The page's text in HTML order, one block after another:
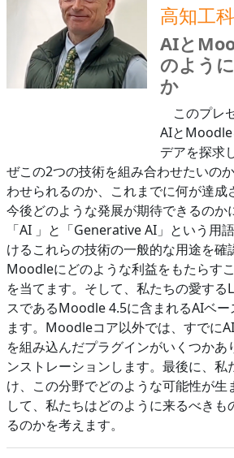
高知工
AIと
のよう
か
このプレ
AIとMoodle
デアを探求
ぜこの2つの技術を組み合わせたいの
わせられるのか、これまでに何が達成
今後どのような発展が期待できるのか
「AI 」と「Generative AI」という用
けるこれらの技術の一般的な用途を確
Moodleにどのような利益をもたらす
を当てます。そして、私たちの愛する
スであるMoodle 4.5に含まれるAIベー
ます。Moodleコア以外では、すでに
を組み込んだプラグインがいくつかあ
ンストレーションします。最後に、私
け、この分野でどのような可能性が生
して、私たちはどのように来るべきも
るのかを考えます。